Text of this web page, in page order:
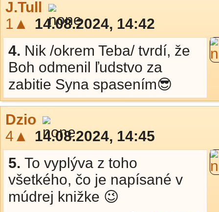
J.Tull
1▲
14.08.2024, 14:42
4. Nik /okrem Teba/ tvrdí, že
Boh odmenil ľudstvo za
zabitie Syna spasením😎
Dzio
4▲
14.08.2024, 14:45
5. To vyplýva z toho
všetkého, čo je napísané v
múdrej knižke 😉